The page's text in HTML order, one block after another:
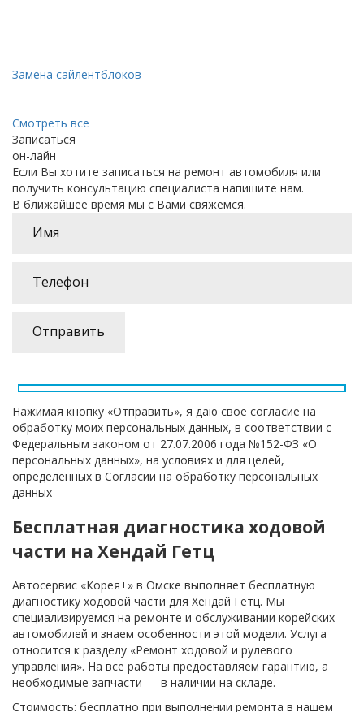
Замена сайлентблоков
Смотреть все
Записаться
он-лайн
Если Вы хотите записаться на ремонт автомобиля или
получить консультацию специалиста напишите нам.
В ближайшее время мы с Вами свяжемся.
Нажимая кнопку «Отправить», я даю свое согласие на
обработку моих персональных данных, в соответствии с
Федеральным законом от 27.07.2006 года №152-ФЗ «О
персональных данных», на условиях и для целей,
определенных в Согласии на обработку персональных
данных
Бесплатная диагностика ходовой
части на Хендай Гетц
Автосервис «Корея+» в Омске выполняет бесплатную
диагностику ходовой части для Хендай Гетц. Мы
специализируемся на ремонте и обслуживании корейских
автомобилей и знаем особенности этой модели. Услуга
относится к разделу «Ремонт ходовой и рулевого
управления». На все работы предоставляем гарантию, а
необходимые запчасти — в наличии на складе.
Стоимость: бесплатно при выполнении ремонта в нашем